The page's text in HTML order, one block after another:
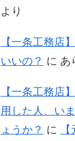
より
【一条工務店
いいの？ に あ
【一条工務店
用した人、い
ょうか？ に